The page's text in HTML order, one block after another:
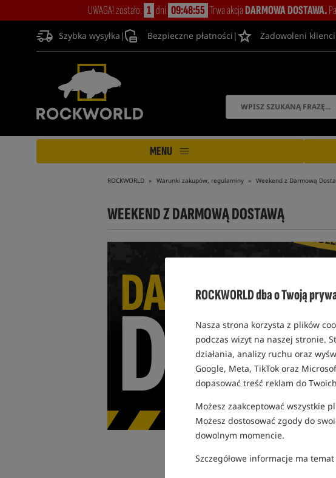
ROCKWORLD dba o Twoją
Nasza strona korzysta z plików
podczas wizyt na naszej stronie.
działania, analizy ruchu oraz
Google, Meta, TikTok oraz
dopasować treść reklam do
Możesz zaakceptować wszystkie
Możesz dostosować zgody do
dowolnym momencie.
Szczegółowe informacje ma
UWAGA! zostało: 1 dni 09:48:54 Trwa akcjaDARMOWA DOSTAWA.
Szybka wysyłka | Bezpieczne płatności | Zadowoleni klienci
MENU
ROCKWORLD Warunki zakupów, regulaminy Weekend z Darmową
WEEKEND Z DARMOWĄ DOSTAWĄ